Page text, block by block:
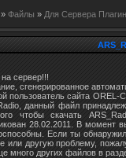
» Файлы » Для Сервера
сервер!!!
сгенерированное
пользователь сайта
данный файл
чтобы скачать
28.02.2011. В момент
Если ты
или другую проблему,
много других файлов в